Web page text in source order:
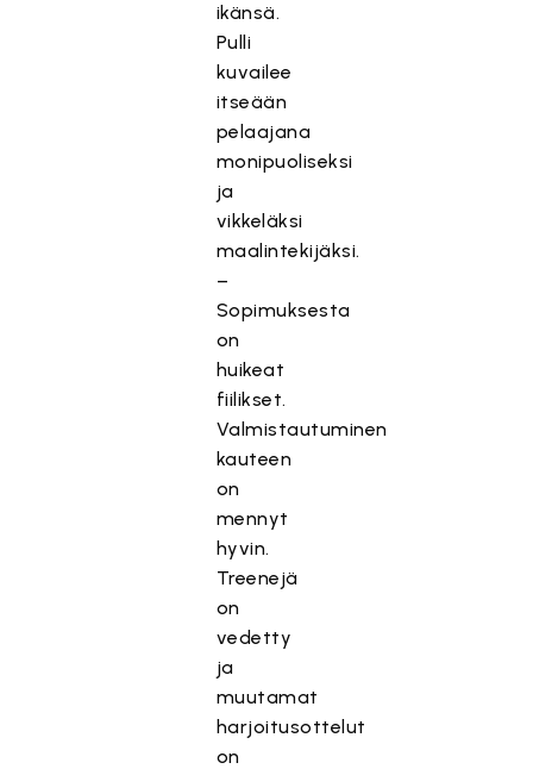
ikänsä.
Pulli
kuvailee
itseään
pelaajana
monipuoliseksi
ja
vikkeläksi
maalintekijäksi.
–
Sopimuksesta
on
huikeat
fiilikset.
Valmistautuminen
kauteen
on
mennyt
hyvin.
Treenejä
on
vedetty
ja
muutamat
harjoitusottelut
on